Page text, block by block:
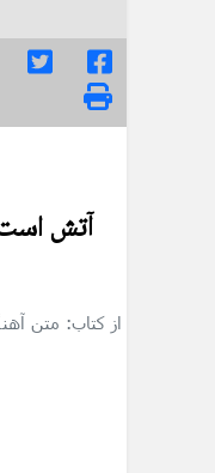
آتش است
از کتاب: متن